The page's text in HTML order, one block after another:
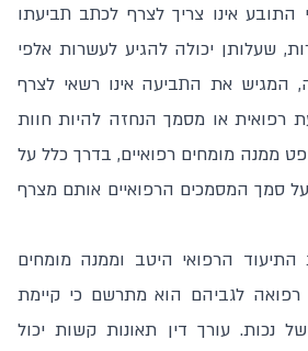
התובע אינו צריך לצרף לכתב תביעתו
שעלותן יכולה להגיע לעשרות אלפי
המגיש את התביעה אינו רשאי לצרף
רפואית או מסמך הנחזה להיות חוות
ממנה מומחים רפואיים, בדרך כלל על
סמך המסמכים הרפואיים אותם מצרף
הרפואי היטב וממנה מומחים
רפואה לגביהם הוא מתרשם כי קיימת
נכות. עורך דין תאונות קשות יכול